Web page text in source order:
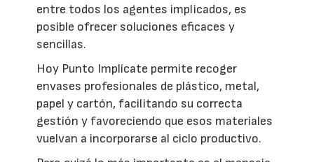
entre todos los agentes implicados, es
posible ofrecer soluciones eficaces y
sencillas.
Hoy Punto Implícate permite recoger
envases profesionales de plástico, metal,
papel y cartón, facilitando su correcta
gestión y favoreciendo que esos materiales
vuelvan a incorporarse al ciclo productivo.